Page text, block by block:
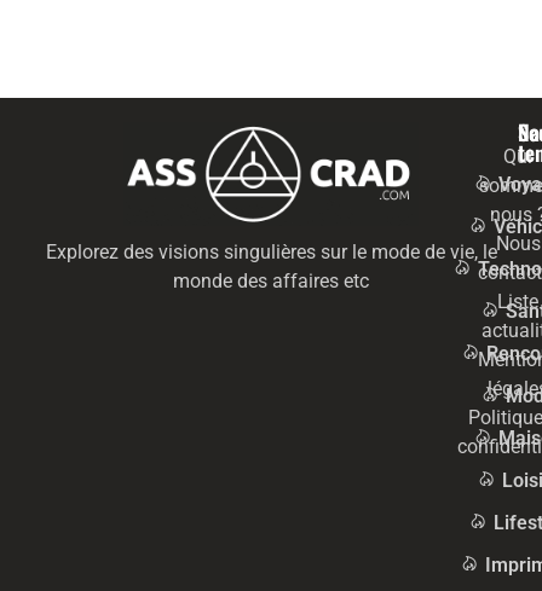
Explorez des visions singulières sur le mode de vie, le
monde des affaires etc
Qui
nous
Nous
Liste